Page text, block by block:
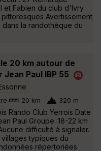
et Fabien du club d'Ivry
Avertissement
la randothèque du
20 km autour de
Paul IBP 55
20 km 320 m
Rando Club Yerrois Date
Paul Groupe :18-22 km
difficulté à signaler.
typiques du
répertoriées